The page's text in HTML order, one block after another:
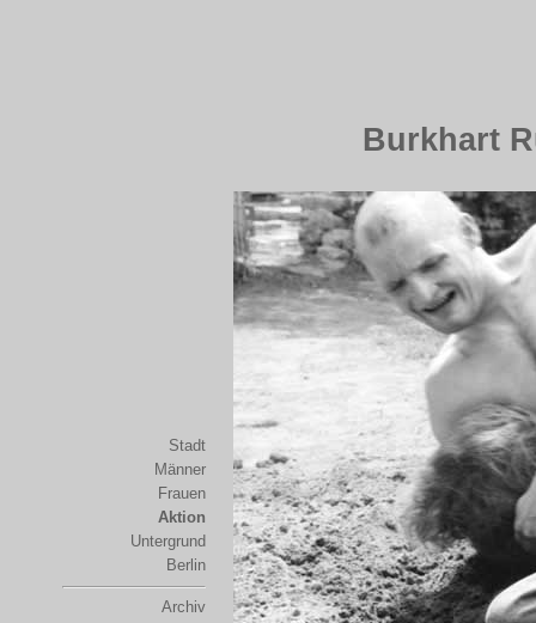
Burkhart
Stadt
Männer
Frauen
Aktion
Untergrund
Berlin
Archiv